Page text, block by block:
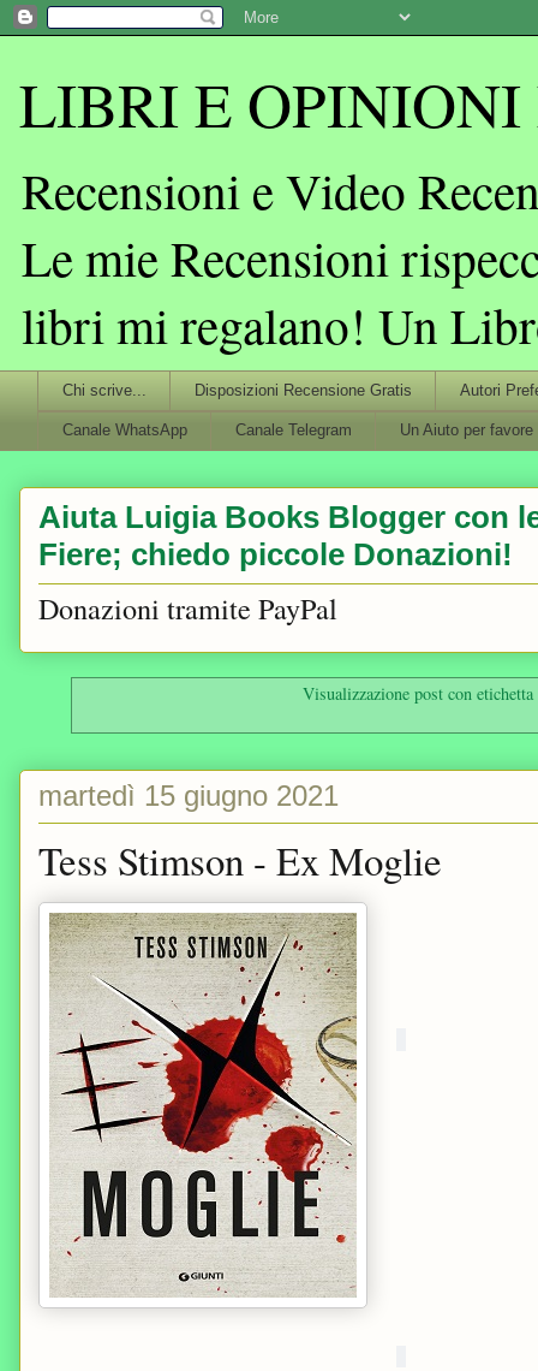
LIBRI E OPINIONI
Recensioni e Video
Le mie Recensioni
libri mi regalano! Un
Chi scrive... Disposizioni Recensione Gratis Autori
Canale WhatsApp Canale Telegram Un Aiuto per favore
Aiuta Luigia Books Blogger con
Fiere; chiedo piccole Donazioni!
Donazioni tramite PayPal
Visualizzazione post con etichetta
martedì 15 giugno 2021
Tess Stimson - Ex Moglie